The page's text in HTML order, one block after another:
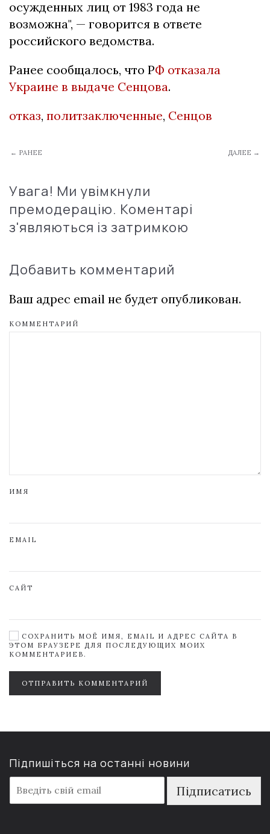
осужденных лиц от 1983 года не
возможна", — говорится в ответе
российского ведомства.
Ранее сообщалось, что РФ отказала
Украине в выдаче Сенцова.
отказ, политзаключенные, Сенцов
← РАНЕЕ ДАЛЕЕ →
Увага! Ми увімкнули
премодерацію. Коментарі
з'являються із затримкою
Добавить комментарий
Ваш адрес email не будет опубликован.
КОММЕНТАРИЙ
ИМЯ
EMAIL
САЙТ
СОХРАНИТЬ МОЁ ИМЯ, EMAIL И АДРЕС САЙТА В
ЭТОМ БРАУЗЕРЕ ДЛЯ ПОСЛЕДУЮЩИХ МОИХ
КОММЕНТАРИЕВ.
ОТПРАВИТЬ КОММЕНТАРИЙ
Підпишіться на останні новини
m
a
Підписатись